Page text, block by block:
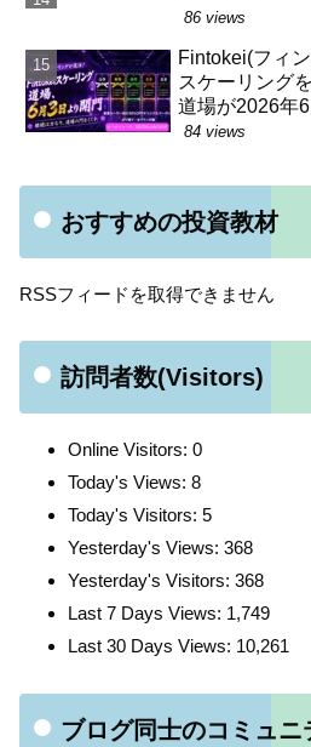
86 views
Fintokei(フィ
スケーリング
道場が2026年
84 views
おすすめの投資教材
RSSフィードを取得できません
訪問者数(Visitors)
Online Visitors: 0
Today's Views: 8
Today's Visitors: 5
Yesterday's Views: 368
Yesterday's Visitors: 368
Last 7 Days Views: 1,749
Last 30 Days Views: 10,261
ブログ同士のコミュニ